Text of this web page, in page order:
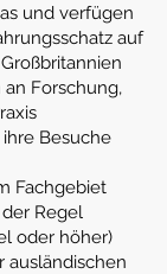
und verfügen
auf
Forschung,
Besuche
Fachgebiet
Regel
oder höher)
ausländischen